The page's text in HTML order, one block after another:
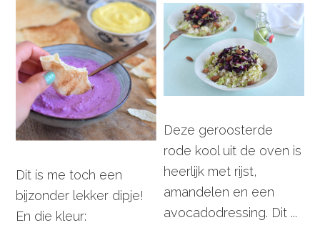
Dit ís me toch een
bijzonder lekker dipje!
En die kleur:
Deze geroosterde
rode kool uit de oven is
heerlijk met rijst,
amandelen en een
avocadodressing. Dit ...